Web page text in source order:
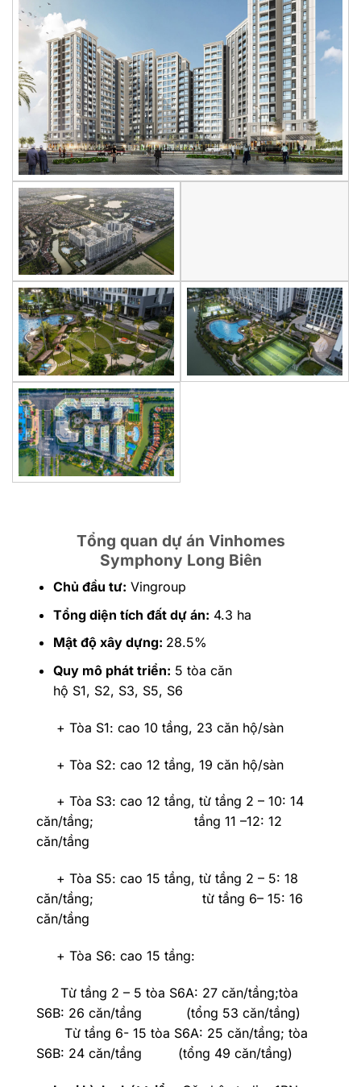
Tổng quan dự án Vinhomes
Symphony Long Biên
Chủ đầu tư: Vingroup
Tổng diện tích đất dự án: 4.3 ha
Mật độ xây dựng: 28.5%
Quy mô phát triển: 5 tòa căn
hộ S1, S2, S3, S5, S6
+ Tòa S1: cao 10 tầng, 23 căn hộ/sàn
+ Tòa S2: cao 12 tầng, 19 căn hộ/sàn
+ Tòa S3: cao 12 tầng, từ tầng 2 – 10: 14
căn/tầng; tầng 11 –12: 12
căn/tầng
+ Tòa S5: cao 15 tầng, từ tầng 2 – 5: 18
căn/tầng; từ tầng 6– 15: 16
căn/tầng
+ Tòa S6: cao 15 tầng:
Từ tầng 2 – 5 tòa S6A: 27 căn/tầng;tòa
S6B: 26 căn/tầng (tổng 53 căn/tầng)
Từ tầng 6- 15 tòa S6A: 25 căn/tầng; tòa
S6B: 24 căn/tầng (tổng 49 căn/tầng)